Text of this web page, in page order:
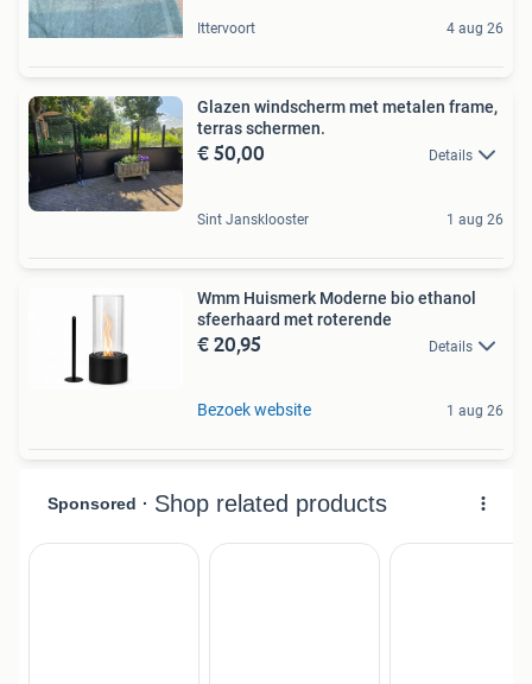
Ittervoort 4 aug 26
Glazen windscherm met metalen frame,
terras schermen.
€ 50,00 Details
Sint Jansklooster 1 aug 26
Wmm Huismerk Moderne bio ethanol
sfeerhaard met roterende
€ 20,95 Details
Bezoek website 1 aug 26